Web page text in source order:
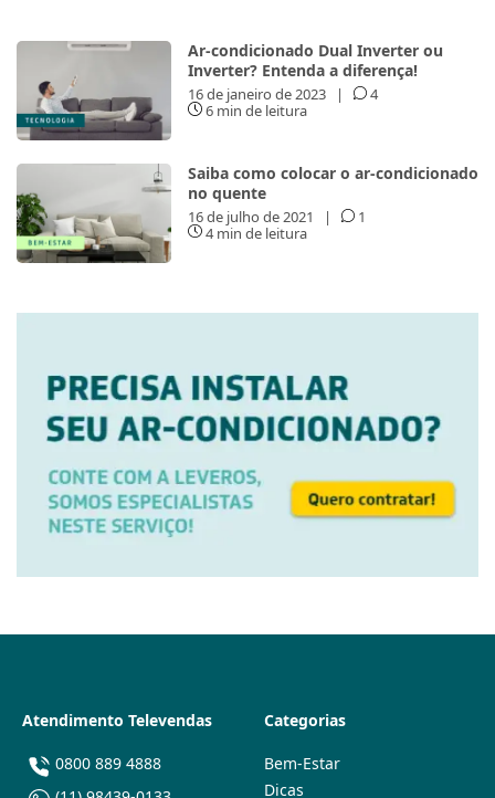
Ar-condicionado Dual Inverter ou
Inverter? Entenda a diferença!
16 de janeiro de 2023 |
4
6 min de leitura
Saiba como colocar o ar-condicionado
no quente
16 de julho de 2021 |
1
4 min de leitura
Atendimento Televendas
0800 889 4888
Categorias
Bem-Estar
Dicas